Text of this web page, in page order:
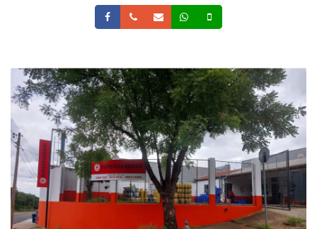
FacebookTelefoneEmail Whatsapp